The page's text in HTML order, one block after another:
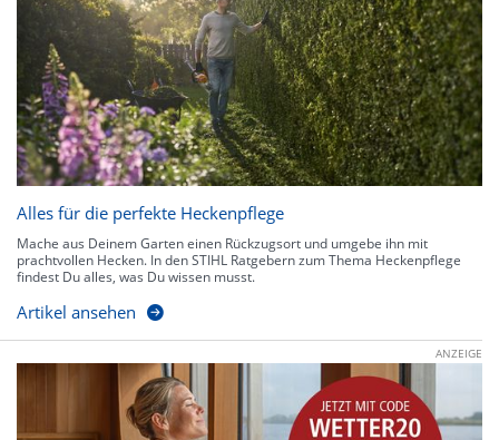
Alles für die perfekte Heckenpflege
Mache aus Deinem Garten einen Rückzugsort und umgebe ihn mit
prachtvollen Hecken. In den STIHL Ratgebern zum Thema Heckenpflege
findest Du alles, was Du wissen musst.
Artikel ansehen
ANZEIGE